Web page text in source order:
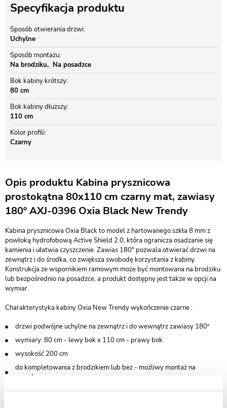
Specyfikacja produktu
Sposób otwierania drzwi
Uchylne
Sposób montażu
Na brodziku
Na posadzce
Bok kabiny krótszy
80 cm
Bok kabiny dłuższy
110 cm
Kolor profili
Czarny
Opis produktu Kabina prysznicowa
prostokątna 80x110 cm czarny mat, zawiasy
180º AXJ-0396 Oxia Black New Trendy
Kabina prysznicowa Oxia Black to model z hartowanego szkła 8 mm z
powłoką hydrofobową Active Shield 2.0, która ogranicza osadzanie się
kamienia i ułatwia czyszczenie. Zawias 180° pozwala otwierać drzwi na
zewnątrz i do środka, co zwiększa swobodę korzystania z kabiny.
Konstrukcja ze wspornikiem ramowym może być montowana na brodziku
lub bezpośrednio na posadzce, a produkt dostępny jest także w opcji na
wymiar.
Charakterystyka kabiny Oxia New Trendy wykończenie czarne :
drzwi podwójne uchylne na zewnątrz i do wewnątrz zawiasy 180º
wymiary: 80 cm - lewy bok x 110 cm - prawy bok
wysokość 200 cm
do kompletowania z brodzikiem lub bez - możliwy montaż na
posadzce
wsporniki równoległe do krawędzi szyby